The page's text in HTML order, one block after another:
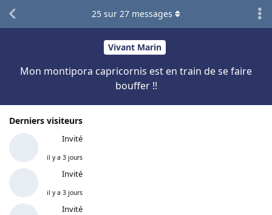
Vivant Marin
Mon montipora capricornis est en train de se faire
bouffer !!
Derniers visiteurs
Invité
il y a 3 jours
Invité
il y a 3 jours
Invité
25 sur 27 messages